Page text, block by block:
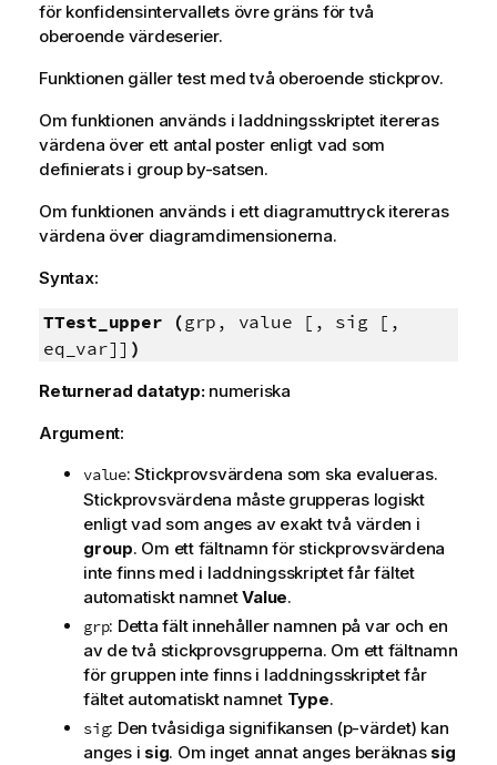
för konfidensintervallets övre gräns för två
oberoende värdeserier.
Funktionen gäller test med två oberoende stickprov.
Om funktionen används i laddningsskriptet itereras
värdena över ett antal poster enligt vad som
definierats i group by-satsen.
Om funktionen används i ett diagramuttryck itereras
värdena över diagramdimensionerna.
Syntax:
TTest_upper (grp, value [, sig [,
eq_var]] )
Returnerad datatyp: numeriska
Argument:
value: Stickprovsvärdena som ska evalueras.
Stickprovsvärdena måste grupperas logiskt
enligt vad som anges av exakt två värden i
group. Om ett fältnamn för stickprovsvärdena
inte finns med i laddningsskriptet får fältet
automatiskt namnetValue.
grp: Detta fält innehåller namnen på var och en
av de två stickprovsgrupperna. Om ett fältnamn
för gruppen inte finns i laddningsskriptet får
fältet automatiskt namnet Type.
sig: Den tvåsidiga signifikansen (p-värdet) kan
anges i sig. Om inget annat anges beräknas sig